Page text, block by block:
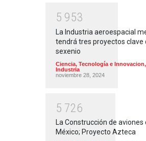
5 953
La Industria aeroespacial
tendrá tres proyectos clave
sexenio
Ciencia, Tecnología e Innovacion,
Industria
noviembre 28, 2024
5 726
La Construcción de aviones
México; Proyecto Azteca